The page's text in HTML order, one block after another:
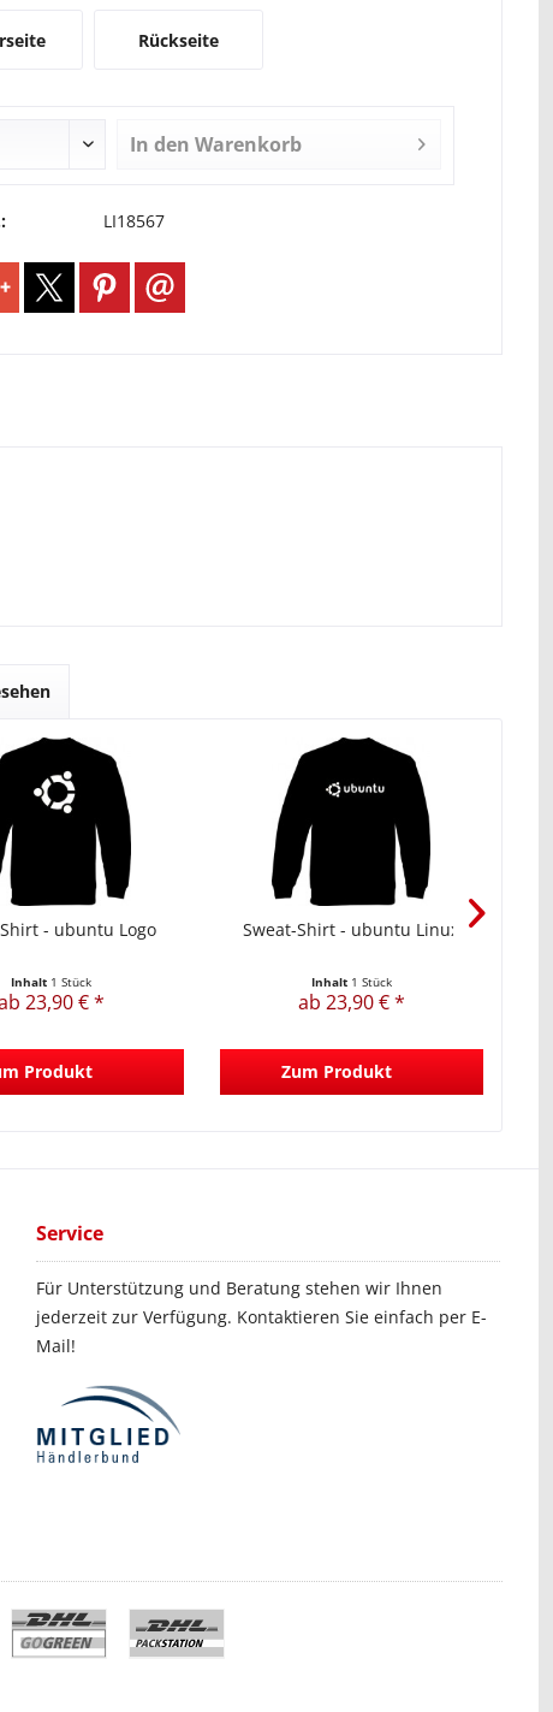
Rückseite
In den Warenkorb
LI18567
- ubuntu Logo
Inhalt 1 Stück
23,90 € *
Produkt
Sweat-Shirt - ubuntu Linux
Inhalt 1 Stück
ab 23,90 € *
Zum Produkt
Service
Für Unterstützung und Beratung stehen wir Ihnen
jederzeit zur Verfügung. Kontaktieren Sie einfach per E-
Mail!